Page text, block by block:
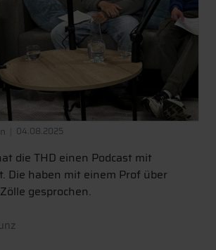
04.08.2025
die THD einen Podcast mit
Die haben mit einem Prof über
gesprochen.